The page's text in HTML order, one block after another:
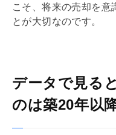
こそ、将来の売却を意
とが大切なのです。
データで見る
のは築20年以